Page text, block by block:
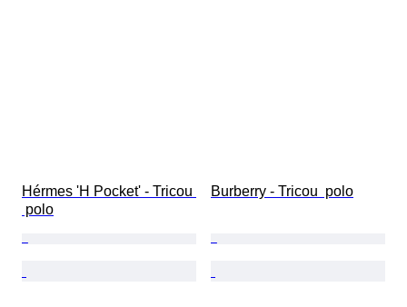
Hérmes 'H Pocket' - Tricou
polo
Burberry - Tricou  polo